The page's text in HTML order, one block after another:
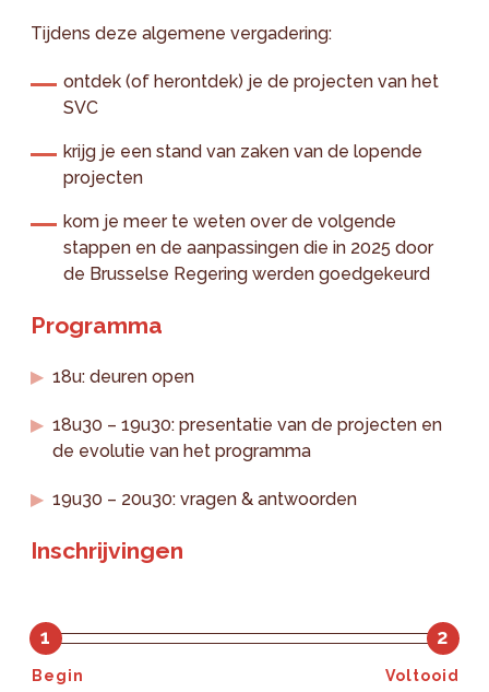
Tijdens deze algemene vergadering:
ontdek (of herontdek) je de projecten van het
SVC
krijg je een stand van zaken van de lopende
projecten
kom je meer te weten over de volgende
stappen en de aanpassingen die in 2025 door
de Brusselse Regering werden goedgekeurd
Programma
18u: deuren open
18u30 – 19u30: presentatie van de projecten en
de evolutie van het programma
19u30 – 20u30: vragen & antwoorden
Inschrijvingen
1
Begin
2
Voltooid